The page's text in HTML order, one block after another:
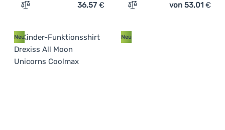
Zum Vergleich 'Kinder-Funktionsshirt Drexiss All
36,57 €
Zum Vergleich 'Damen-
von 53,01 €
Neu Neu